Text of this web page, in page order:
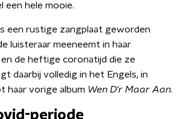
een hele mooie.
een rustige zangplaat geworden
luisteraar meeneemt in haar
en de heftige coronatijd die ze
daarbij volledig in het Engels, in
haar vorige album Wen D'r Maar Aan.
periode